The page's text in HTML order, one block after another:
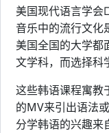
美国现代语言学
音乐中的流行文化
美国全国的大学都
文学科，而选择科
这些韩语课程寓教
的MV来引出语法
分学韩语的兴趣来